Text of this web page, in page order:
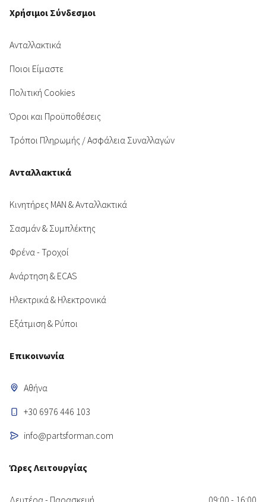
Χρήσιμοι Σύνδεσμοι
Ανταλλακτικά
Ποιοι Είμαστε
Πολιτική Cookies
Όροι και Προϋποθέσεις
Τρόποι Πληρωμής / Ασφάλεια Συναλλαγών
Ανταλλακτικά
Κινητήρες MAN & Ανταλλακτικά
Σασμάν & Συμπλέκτης
Φρένα - Τροχοί
Ανάρτηση & ECAS
Ηλεκτρικά & Ηλεκτρονικά
Εξάτμιση & Ρύποι
Επικοινωνία
Αθήνα
+30 6976 446 103
info@partsforman.com
Ώρες Λειτουργίας